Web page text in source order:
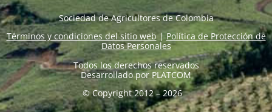
Sociedad de Agricultores de Colombia
Términos y condiciones del sitio web|Política de Protección de
Datos Personales
Todos los derechos reservados
Desarrollado por PLATCOM
© Copyright 2012 – 2026